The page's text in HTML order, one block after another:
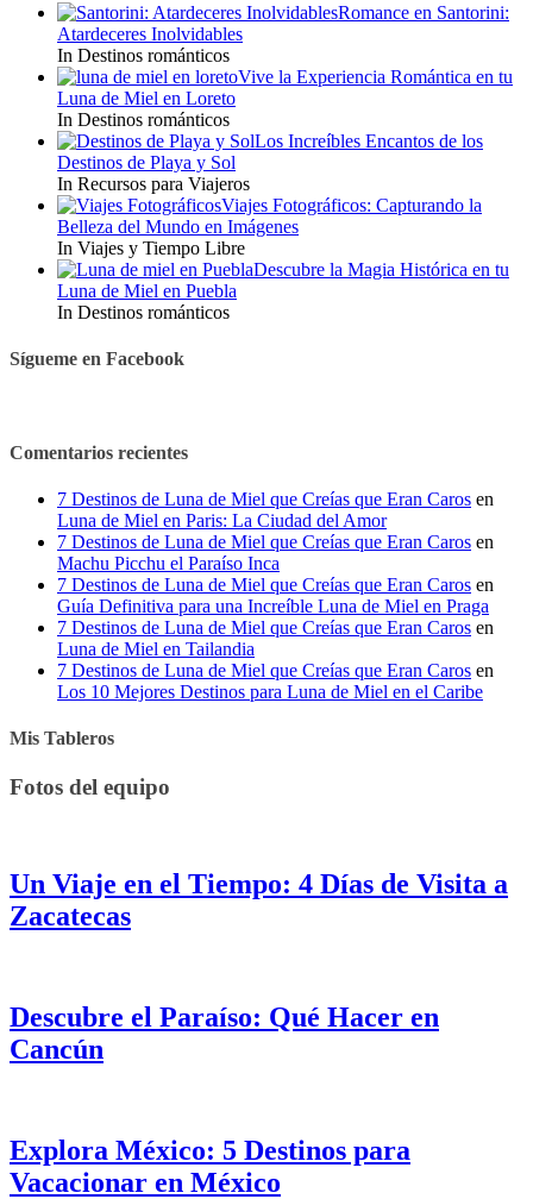
Romance en Santorini:
Atardeceres Inolvidables
In Destinos románticos
Vive la Experiencia Romántica en tu
Luna de Miel en Loreto
In Destinos románticos
Los Increíbles Encantos de los
Destinos de Playa y Sol
In Recursos para Viajeros
Viajes Fotográficos: Capturando la
Belleza del Mundo en Imágenes
In Viajes y Tiempo Libre
Descubre la Magia Histórica en tu
Luna de Miel en Puebla
In Destinos románticos
Sígueme en Facebook
Comentarios recientes
7 Destinos de Luna de Miel que Creías que Eran Caros en
Luna de Miel en Paris: La Ciudad del Amor
7 Destinos de Luna de Miel que Creías que Eran Caros en
Machu Picchu el Paraíso Inca
7 Destinos de Luna de Miel que Creías que Eran Caros en
Guía Definitiva para una Increíble Luna de Miel en Praga
7 Destinos de Luna de Miel que Creías que Eran Caros en
Luna de Miel en Tailandia
7 Destinos de Luna de Miel que Creías que Eran Caros en
Los 10 Mejores Destinos para Luna de Miel en el Caribe
Mis Tableros
Fotos del equipo
Un Viaje en el Tiempo: 4 Días de Visita a
Zacatecas
Descubre el Paraíso: Qué Hacer en
Cancún
Explora México: 5 Destinos para
Vacacionar en México